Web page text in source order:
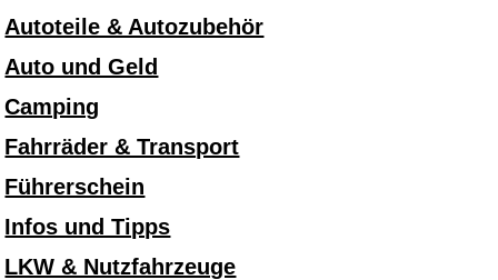
Autoteile & Autozubehör
Auto und Geld
Camping
Fahrräder & Transport
Führerschein
Infos und Tipps
LKW & Nutzfahrzeuge